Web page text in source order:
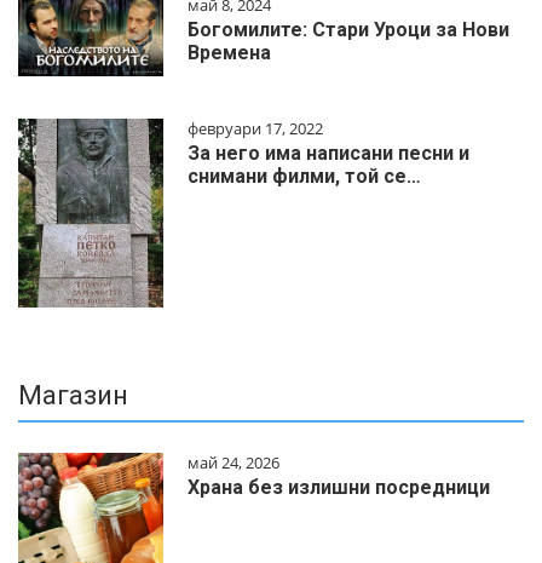
май 8, 2024
Богомилите: Стари Уроци за Нови
Времена
февруари 17, 2022
За него има написани песни и
снимани филми, той се…
Магазин
май 24, 2026
Храна без излишни посредници